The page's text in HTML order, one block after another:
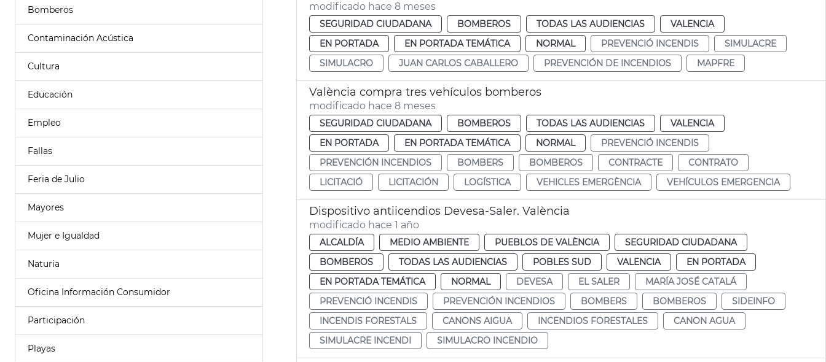
Bomberos
Contaminación Acústica
Cultura
Educación
Empleo
Fallas
Feria de Julio
Mayores
Mujer e Igualdad
Naturia
Oficina Información Consumidor
Participación
Playas
modificado hace 8 meses
SEGURIDAD CIUDADANA BOMBEROS TODAS LAS AUDIENCIAS
VALENCIA
EN PORTADA
EN PORTADA TEMÁTICA NORMAL PREVENCIÓ INCENDIS
SIMULACRE
SIMULACRO
JUAN CARLOS CABALLERO PREVENCIÓN DE INCENDIOS MAPFRE
València compra tres vehículos bomberos
modificado hace 8 meses
SEGURIDAD CIUDADANA BOMBEROS TODAS LAS AUDIENCIAS
VALENCIA
EN PORTADA
EN PORTADA TEMÁTICA NORMAL
PREVENCIÓ INCENDIS
PREVENCIÓN INCENDIOS
BOMBERS BOMBEROS CONTRACTE
CONTRATO
LICITACIÓ
LICITACIÓN LOGÍSTICA VEHICLES EMERGÈNCIA VEHÍCULOS EMERGENCIA
Dispositivo antiicendios Devesa-Saler. València
modificado hace 1 año
ALCALDÍA MEDIO AMBIENTE PUEBLOS DE VALÈNCIA
SEGURIDAD CIUDADANA
BOMBEROS
TODAS LAS AUDIENCIAS POBLES SUD VALENCIA
EN PORTADA
EN PORTADA TEMÁTICA
NORMAL DEVESA EL SALER
MARÍA JOSÉ CATALÁ
PREVENCIÓ INCENDIS
PREVENCIÓN INCENDIOS BOMBERS BOMBEROS
SIDEINFO
INCENDIS FORESTALS
CANONS AIGUA INCENDIOS FORESTALES
CANON AGUA
SIMULACRE INCENDI
SIMULACRO INCENDIO